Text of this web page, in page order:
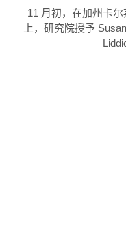
11 月初，在加州卡
上，研究院授予